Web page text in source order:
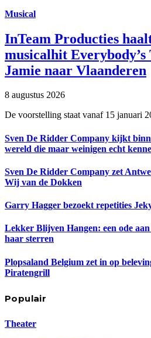
Musical
InTeam Producties
musicalhit
Jamie naar Vlaanderen
8 augustus 2026
De voorstelling staat vanaf 15 januari
Sven De Ridder Company kijkt
wereld die maar weinigen echt
Sven De Ridder Company zet
Wij van de Dokken
Garry Hagger bezoekt repetities
Lekker Blijven Hangen: een ode
haar sterren
Plopsaland Belgium zet in op
Piratengrill
Populair
Theater